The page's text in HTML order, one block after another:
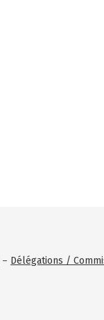
– Délégations /